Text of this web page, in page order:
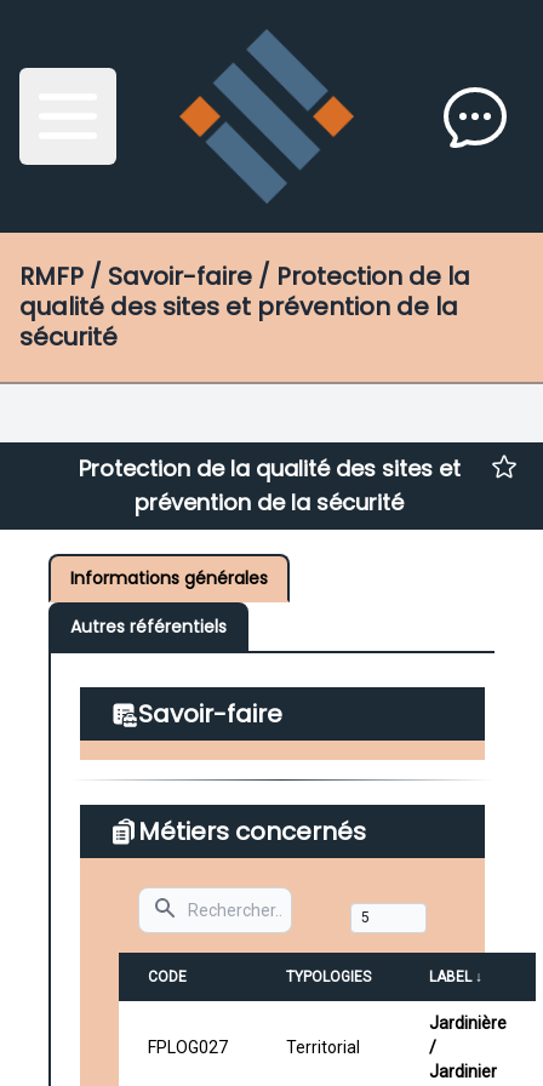
RMFP / Savoir-faire / Protection de la
qualité des sites et prévention de la
sécurité
Protection de la qualité des sites et
prévention de la sécurité
Informations générales
Autres référentiels
Savoir-faire
Métiers concernés
Search
CODE TYPOLOGIES LABEL ↓
FPLOG027 Territorial
Jardinière
/
Jardinier